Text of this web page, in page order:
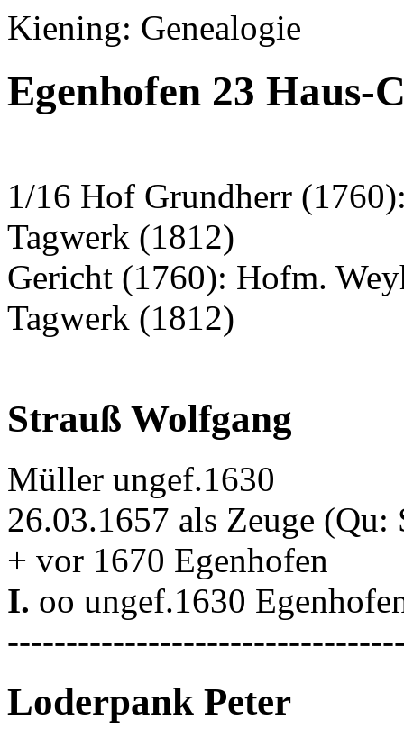
Kiening: Genealogie
Egenhofen 23
1/16 Hof Grundherr
Tagwerk (1812)
Gericht (1760): Hofm.
Tagwerk (1812)
Strauß Wolfgang
Müller ungef.1630
26.03.1657 als Zeuge
+ vor 1670 Egenhofen
I. oo ungef.1630
Loderpank Peter